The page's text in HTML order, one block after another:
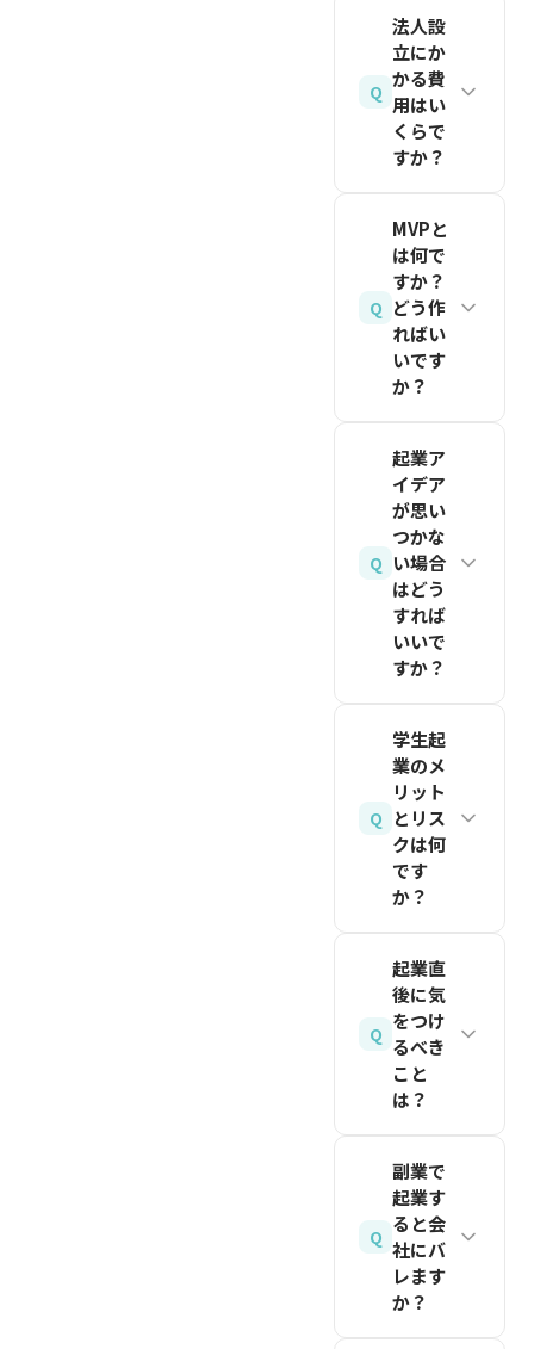
を読む
シュアッ
プする機
会と捉え
ることが
大切で
関連記事
を読む
ウンドの
放出比率
を計画的
に管理
し、将来
維持でき
るよう設
計するこ
とが大切
です。
を読む
に、課題
と解決策
の仮説を
検証する
ことが重
スタート
アップ関
西のよう
なイベン
トに参加
して、先
の話を聞
くのも有
効な第一
歩です。
関連記事
を読む
合同会社
は設立費
用が安い
（約6万
円 vs 約
円、
2026年8
月時点）
メリット
がありま
すが、株
できない
ためエク
イティフ
ァイナン
スには不
向きで
す。スタ
ートアッ
成長を目
指すな
ら、株式
会社を選
びましょ
う。
を読む
アップ関
西のよう
なイベン
ト参加、
大学の起
ル、イン
ターンシ
ップ先で
の出会い
など、実
際に活動
見つかる
ケースが
多いで
す。スキ
ルの相互
補完性と
価値観の
一致が、
パートナ
ーシップ
の鍵とな
ります。
Q
法人設
立にか
かる費
用はい
くらで
すか？
の場合、
最低限必
要な費用
は約
20〜25
万円です
年8月時
点）。内
訳は定款
認証（約
5万
円）、登
録免許税
の他実費
です。資
本金は1
円から設
定可能で
して100
万〜300
万円を用
意するの
が一般的
子定款を
利用すれ
ば印紙代
4万円を
節約でき
Q
MVPと
は何で
すか？
どう作
ればい
いです
か？
Viable
Product）
は、仮説
検証に必
要な最小
限の機能
を持つプ
です。完
璧なプロ
ダクトを
作る前
に、まず
核となる
るために
使いま
す。ノー
コードツ
ール
STUDIO
など）を
活用すれ
ば、プロ
グラミン
Q
起業ア
イデア
が思い
つかな
い場合
はどう
すれば
いいで
すか？
は「ひら
めき」で
はなく
「課題発
見」から
生まれま
や周囲の
人が日常
で感じて
いる不便
や不満を
リスト化
してみま
しょう。
海外のス
タートア
Q
学生起
業のメ
リット
とリス
クは何
です
か？
は、時間
的余裕が
あるこ
と、失敗
してもリ
しやすい
こと、大
学のリソ
ース（研
究室・起
Q
起業直
後に気
をつけ
るべき
こと
は？
は「資金
繰りの可
視化」と
「顧客の
声を聞き
Q
副業で
起業す
ると会
社にバ
レます
か？